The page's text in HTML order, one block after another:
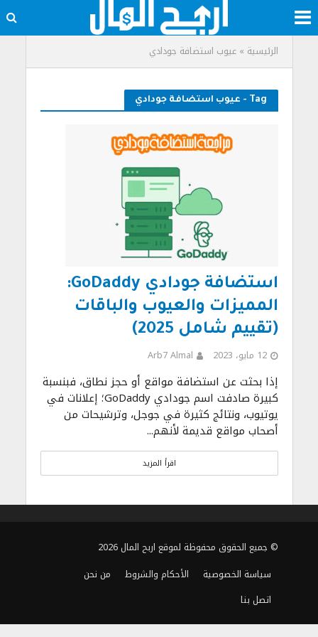
الرئيسية »عيوب استضافة جودادي
Tag - عيوب استضافة جودادي
استضافة جودادي GoDaddy:
المميزات والعيوب والباقات
(تقييم شامل 2025)
12 مايو، 2023 Arb7 Almal
إذا بحثت عن استضافة مواقع أو حجز نطاق، فبنسبة
كبيرة صادفت اسم جودادي GoDaddy؛ إعلانات في
يوتيوب، ونتائج كثيرة في جوجل، وترشيحات من
أصحاب مواقع قديمة لأنهم...
اقرأ المزيد
© جميع الحقوق محفوظة لموقع اربح المال 2026
سياسة الخصوصية
الأحكام والشروط
من نحن
اتصل بنا